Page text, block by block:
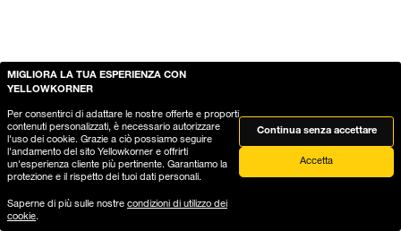
MIGLIORA LA TUA ESPERIENZA CON
YELLOWKORNER
Per consentirci di adattare le nostre offerte e proporti
contenuti personalizzati, è necessario autorizzare
l'uso dei cookie. Grazie a ciò possiamo seguire
l'andamento del sito Yellowkorner e offrirti
un'esperienza cliente più pertinente. Garantiamo la
protezione e il rispetto dei tuoi dati personali.
Saperne di più sulle nostre condizioni di utilizzo dei
cookie.
Continua senza accettare
Accetta